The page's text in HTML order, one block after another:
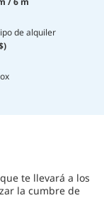
de alquiler
te llevará a los
la cumbre de